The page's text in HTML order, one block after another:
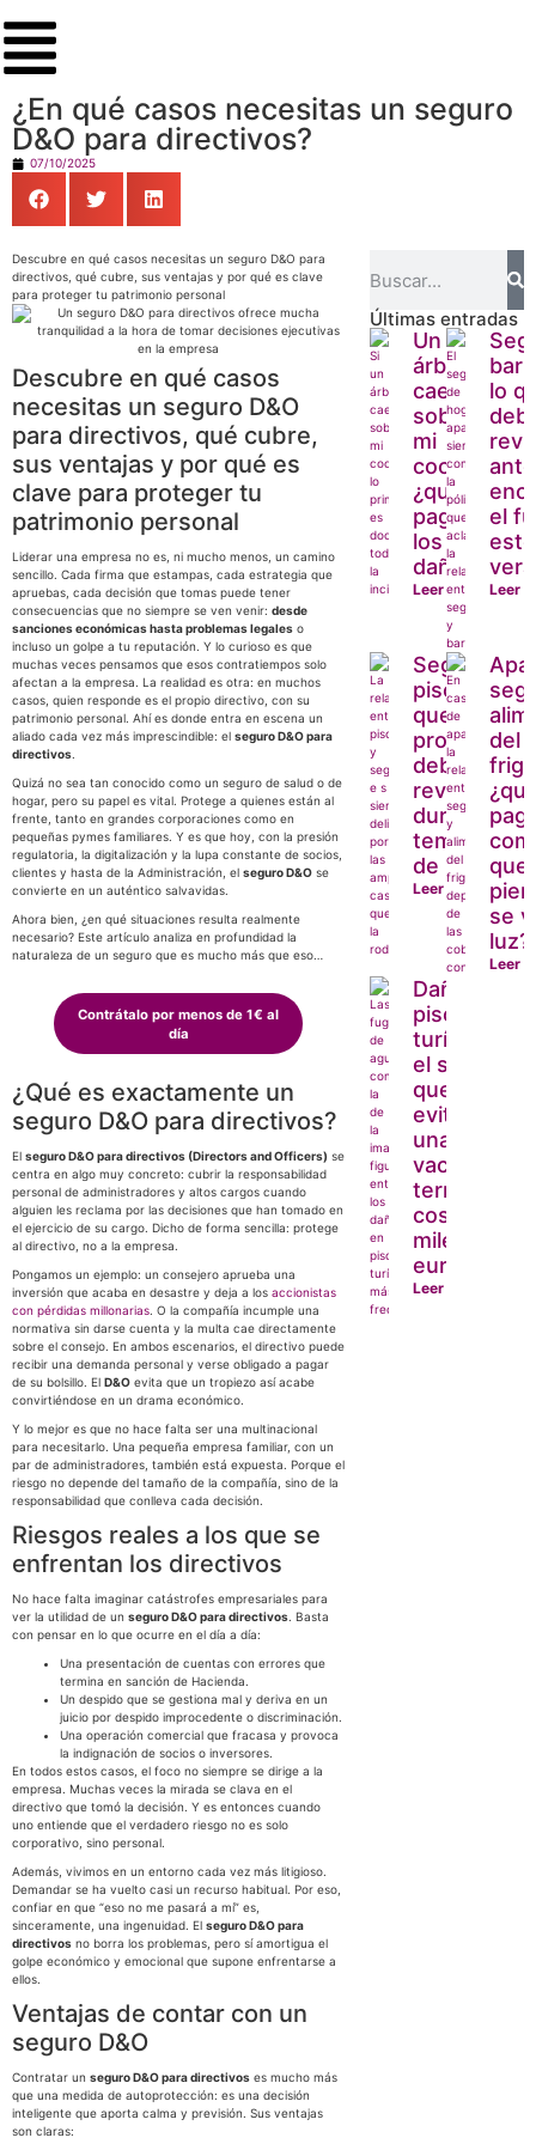
¿En qué casos necesitas un seguro
D&O para directivos?
07/10/2025
Descubre en qué casos necesitas un seguro D&O para
directivos, qué cubre, sus ventajas y por qué es clave
para proteger tu patrimonio personal
Descubre en qué casos
necesitas un seguro D&O
para directivos, qué cubre,
sus ventajas y por qué es
clave para proteger tu
patrimonio personal
Liderar una empresa no es, ni mucho menos, un camino
sencillo. Cada firma que estampas, cada estrategia que
apruebas, cada decisión que tomas puede tener
consecuencias que no siempre se ven venir: desde
sanciones económicas hasta problemas legales o
incluso un golpe a tu reputación. Y lo curioso es que
muchas veces pensamos que esos contratiempos solo
afectan a la empresa. La realidad es otra: en muchos
casos, quien responde es el propio directivo, con su
patrimonio personal. Ahí es donde entra en escena un
aliado cada vez más imprescindible: el seguro D&O para
directivos
Quizá no sea tan conocido como un seguro de salud o de
hogar, pero su papel es vital. Protege a quienes están al
frente, tanto en grandes corporaciones como en
pequeñas pymes familiares. Y es que hoy, con la presión
regulatoria, la digitalización y la lupa constante de socios,
clientes y hasta de la Administración, el seguro D&O se
convierte en un auténtico salvavidas.
Ahora bien, ¿en qué situaciones resulta realmente
necesario? Este artículo analiza en profundidad la
naturaleza de un seguro que es mucho más que eso…
Contrátalo por menos de 1€ al
día
¿Qué es exactamente un
seguro D&O para directivos?
El seguro D&O para directivos (Directors and Officers) se
centra en algo muy concreto: cubrir la responsabilidad
personal de administradores y altos cargos cuando
alguien les reclama por las decisiones que han tomado en
el ejercicio de su cargo. Dicho de forma sencilla: protege
al directivo, no a la empresa.
Pongamos un ejemplo: un consejero aprueba una
inversión que acaba en desastre y deja a los accionistas
con pérdidas millonarias . O la compañía incumple una
normativa sin darse cuenta y la multa cae directamente
sobre el consejo. En ambos escenarios, el directivo puede
recibir una demanda personal y verse obligado a pagar
de su bolsillo. El D&O evita que un tropiezo así acabe
convirtiéndose en un drama económico.
Y lo mejor es que no hace falta ser una multinacional
para necesitarlo. Una pequeña empresa familiar, con un
par de administradores, también está expuesta. Porque el
riesgo no depende del tamaño de la compañía, sino de la
responsabilidad que conlleva cada decisión.
Riesgos reales a los que se
enfrentan los directivos
No hace falta imaginar catástrofes empresariales para
ver la utilidad de un seguro D&O para directivos . Basta
con pensar en lo que ocurre en el día a día:
Una presentación de cuentas con errores que
termina en sanción de Hacienda.
Un despido que se gestiona mal y deriva en un
juicio por despido improcedente o discriminación.
Una operación comercial que fracasa y provoca
la indignación de socios o inversores.
En todos estos casos, el foco no siempre se dirige a la
empresa. Muchas veces la mirada se clava en el
directivo que tomó la decisión. Y es entonces cuando
uno entiende que el verdadero riesgo no es solo
corporativo, sino personal.
Además, vivimos en un entorno cada vez más litigioso.
Demandar se ha vuelto casi un recurso habitual. Por eso,
confiar en que “eso no me pasará a mí” es,
sinceramente, una ingenuidad. El seguro D&O para
directivos no borra los problemas, pero sí amortigua el
golpe económico y emocional que supone enfrentarse a
ellos.
Ventajas de contar con un
seguro D&O
Contratar un seguro D&O para directivos es mucho más
que una medida de autoprotección: es una decisión
inteligente que aporta calma y previsión. Sus ventajas
son claras:
Últimas entradas
Un
árbol
cae
sobre
mi
coche:
¿quién
paga
los
daños?
Leer más
lo
el
este
Leer
Seguro y
piscina: lo
que todo
propietario
debería
revisar
durante la
temporada
de baño
Leer más
del
que
se
luz?
Leer
Daños en
pisos
turísticos,
el seguro
que puede
evitar que
unas
vacaciones
terminen
costándote
miles de
euros
Leer más